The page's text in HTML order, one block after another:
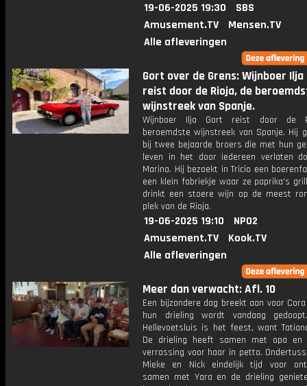
19-06-2025 19:30
SBS
Amusement.TV
Mensen.TV
Alle afleveringen
Gort over de Grens: Wijnboer Ilja
reist door de Rioja, de
wijnstreek van Spanje.
Wijnboer Ilja Gort reist door de
beroemdste wijnstreek van Spanje. Hij
bij twee bejaarde broers die met hun
leven in het door iedereen verlaten
Marina. Hij bezoekt in Tricio een
een klein fabriekje waar ze paprika's
drinkt een stoere wijn op de meest
plek van de Rioja.
19-06-2025 19:10
NPO2
Amusement.TV
Kook.TV
Alle afleveringen
Meer dan verwacht: Afl. 10
Een bijzondere dag breekt aan voor
hun drieling wordt vandaag
Hellevoetsluis is het feest, want
De drieling heeft samen met opa en
verrassing voor haar in petto.
Mieke en Nick eindelijk tijd voor
samen met Yara en de drieling